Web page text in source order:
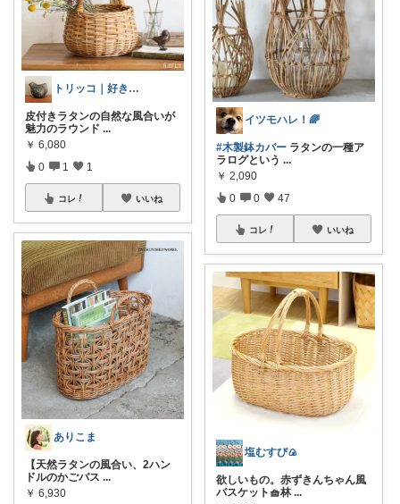
トリッコ｜好きな雑貨・インテリア
皮付きラタンの自然な風合いが
魅力のラウンド ...
￥ 6,080
0 1 1
コレ いいね
ありこま
【天然ラタンの風合い、2ハン
ドルのかごバス ...
￥ 6,930
イツモハレ！🌈
#木製鉢カバー ラタンの一種ア
ラログという ...
￥ 2,090
0 0 47
コレ いいね
塩むすび🍙
欲しいもの。赤ずきんちゃん風
バスケット🧺林 ...